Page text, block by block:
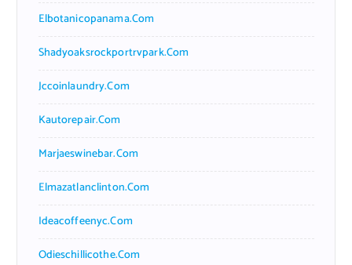
Elbotanicopanama.com
Shadyoaksrockportrvpark.com
Jccoinlaundry.com
Kautorepair.com
Marjaeswinebar.com
Elmazatlanclinton.com
Ideacoffeenyc.com
Odieschillicothe.com